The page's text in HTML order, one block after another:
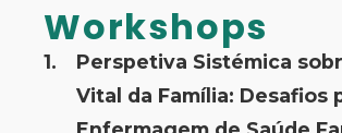
Workshops
Perspetiva Sistémica
Vital da Família: Desafios